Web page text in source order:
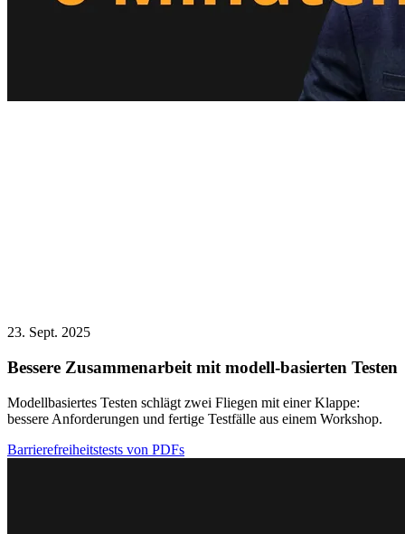
23. Sept. 2025
Bessere Zusammenarbeit mit modell-basierten Testen
Modellbasiertes Testen schlägt zwei Fliegen mit einer Klappe:
bessere Anforderungen und fertige Testfälle aus einem Workshop.
Barrierefreiheitstests von PDFs